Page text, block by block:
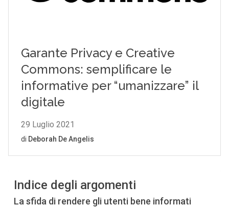
Indice degli argomenti
La sfida di rendere gli utenti bene informati